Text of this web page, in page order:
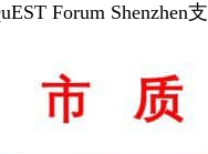
Forum Shenzhen